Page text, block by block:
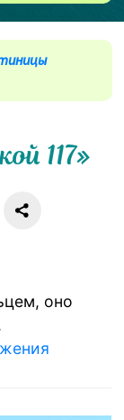
117»
оно